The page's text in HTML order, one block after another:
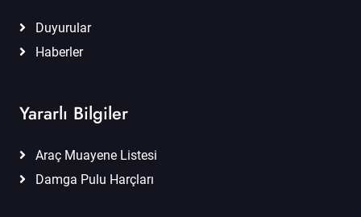
Duyurular
Haberler
Yararlı Bilgiler
Araç Muayene Listesi
Damga Pulu Harçları